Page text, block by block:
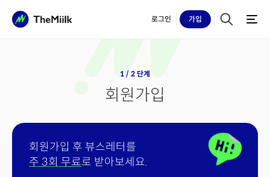
로그인 가입
1 / 2 단계
회원가입
회원가입 후 뷰스레터를
주 3회 무료로 받아보세요.